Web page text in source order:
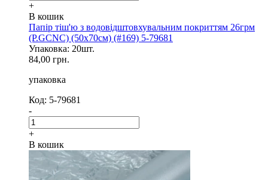
+
В кошик
Папір тіш'ю з водовідштовхувальним покриттям 26грм
(P.GCNC) (50x70см) (#169) 5-79681
Упаковка: 20шт.
84,00 грн.
упаковка
Код: 5-79681
-
+
В кошик